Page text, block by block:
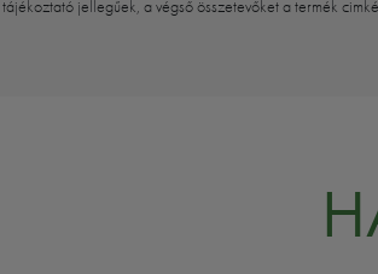
jellegűek, a végső összetevőket a termék